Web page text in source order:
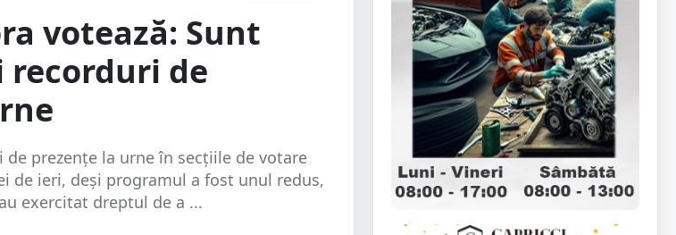
votează: Sunt
de
prezențe la urne în secțiile de votare
de ieri, deși programul a fost unul redus,
exercitat dreptul de a ...